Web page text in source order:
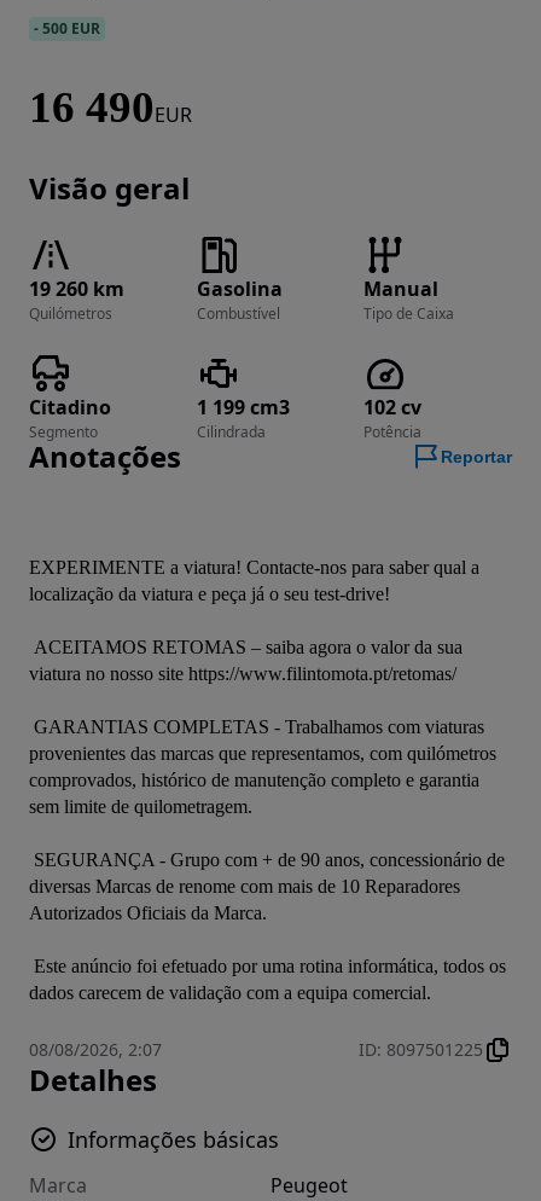
-500 EUR
16 490EUR
Visão geral
19 260 km
Quilómetros
Gasolina
Combustível
Manual
Tipo de Caixa
Citadino
Segmento
1 199 cm3
Cilindrada
102 cv
Potência
Anotações Reportar
EXPERIMENTE a viatura! Contacte-nos para saber qual a
localização da viatura e peça já o seu test-drive!
viatura no nosso site https://www.filintomota.pt/retomas/
provenientes das marcas que representamos, com quilómetros
comprovados, histórico de manutenção completo e garantia
sem limite de quilometragem.
diversas Marcas de renome com mais de 10 Reparadores
Autorizados Oficiais da Marca.
dados carecem de validação com a equipa comercial.
08/08/2026, 2:07 ID: 8097501225
Detalhes
Informações básicas
Marca Peugeot